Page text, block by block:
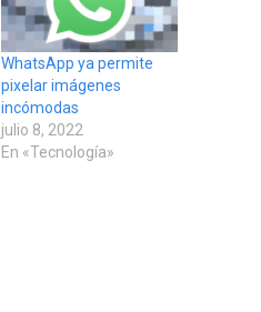
WhatsApp ya permite
pixelar imágenes
incómodas
julio 8, 2022
En «Tecnología»